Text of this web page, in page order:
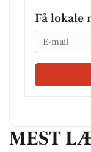
Få lokale
Email
MEST